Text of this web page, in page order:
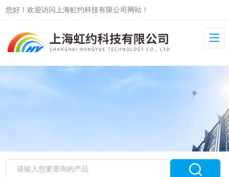
您好！欢迎访问上海虹约科技有限公司网站！